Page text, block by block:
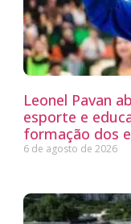
Leonel Pavan
esporte e
formação dos
6 de agosto de 2026